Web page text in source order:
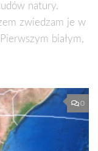
natury.
zwiedzam je w
białym,
0